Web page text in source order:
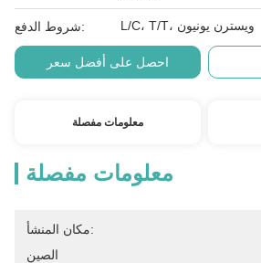
شروط الدفع: L/C، T/T، ويسترن يونيون
احصل على أفضل سعر
معلومات مفصلة
معلومات مفصلة
مكان المنشأ:
الصين